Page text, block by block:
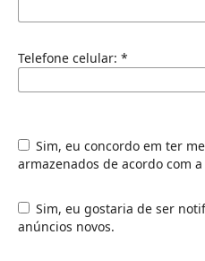
Telefone celular: *
Sim, eu concordo em ter meus dados coletados e
armazenados de acordo com a
Sim, eu gostaria de ser notificado(a) de publicações e
anúncios novos.